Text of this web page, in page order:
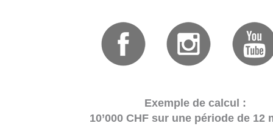
Exemple de calcul :
10’000 CHF sur une période de 12